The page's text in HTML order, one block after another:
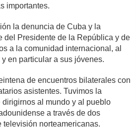
importantes.
la denuncia de Cuba y la
del Presidente de la República y de
a la comunidad internacional, al
en particular a sus jóvenes.
de encuentros bilaterales con
asistentes. Tuvimos la
al mundo y al pueblo
a través de dos
televisión norteamericanas.